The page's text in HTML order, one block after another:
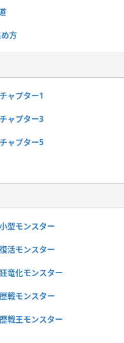
方
チャプター1
チャプター3
チャプター5
小型モンスター
復活モンスター
狂竜化モンスター
歴戦モンスター
歴戦王モンスター